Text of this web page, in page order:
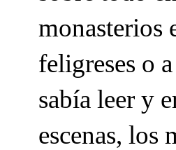
monasterios
feligreses o
sabía leer y
escenas, los